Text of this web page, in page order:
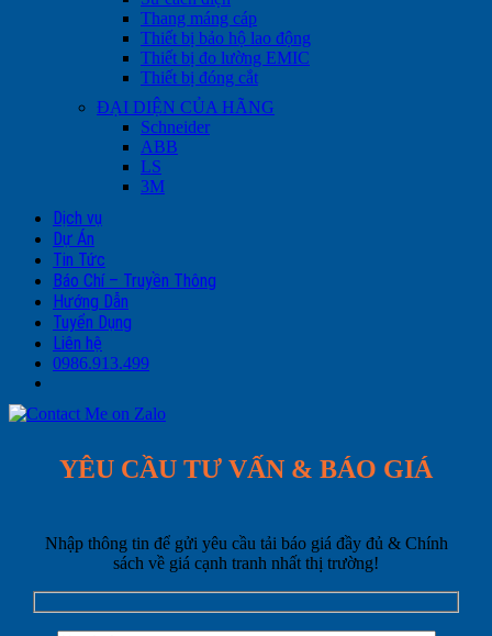
Thang máng cáp
Thiết bị bảo hộ lao động
Thiết bị đo lường EMIC
Thiết bị đóng cắt
ĐẠI DIỆN CỦA HÃNG
Schneider
ABB
LS
3M
Dịch vụ
Dự Án
Tin Tức
Báo Chí – Truyền Thông
Hướng Dẫn
Tuyển Dụng
Liên hệ
0986.913.499
YÊU CẦU TƯ VẤN & BÁO GIÁ
Nhập thông tin để gửi yêu cầu tải báo giá đầy đủ & Chính
sách về giá cạnh tranh nhất thị trường!